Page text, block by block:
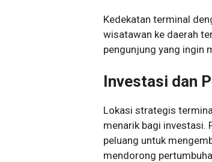
Kedekatan terminal
wisatawan ke daerah
pengunjung yang ingin
Investasi dan
Lokasi strategis
menarik bagi investasi.
peluang untuk
mendorong